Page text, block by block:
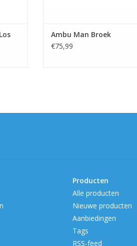
Ambu Man Broek
€75,99
Producten
Alle producten
Nieuwe producten
Aanbiedingen
Tags
RSS-feed